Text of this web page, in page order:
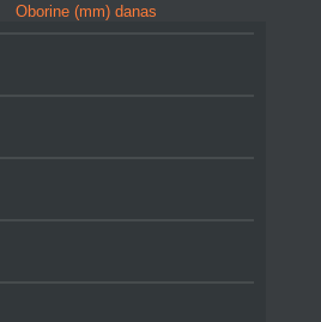
Oborine (mm) danas